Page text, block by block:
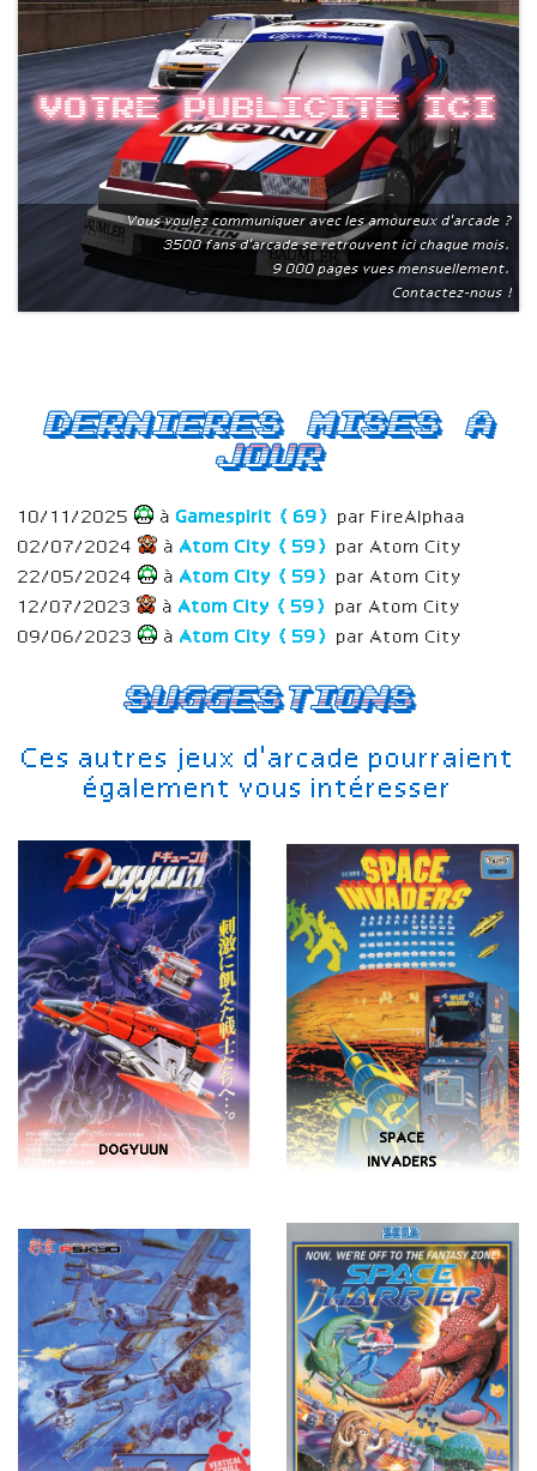
Votre publicite ici
Vous voulez communiquer avec les amoureux d'arcade ?
3500 fans d'arcade se retrouvent ici chaque mois.
9 000 pages vues mensuellement.
Contactez-nous !
Suggestions
Ces autres jeux d'arcade pourraient
également vous intéresser
DOGYUUN
SPACE
INVADERS
Dernieres mises a
jour
10/11/2025 à Gamespirit (69)
par FireAlphaa
02/07/2024
à Atom City (59)
par Atom City
22/05/2024
à Atom City (59)
par Atom City
12/07/2023
à Atom City (59)
par Atom City
09/06/2023
à Atom City (59) par Atom City